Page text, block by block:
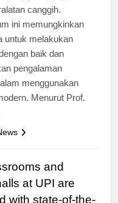
yang dilengkapi
canggih.
ini memungkinkan
untuk melakukan
baik dan
pengalaman
menggunakan
Menurut Prof.
and
at UPI are